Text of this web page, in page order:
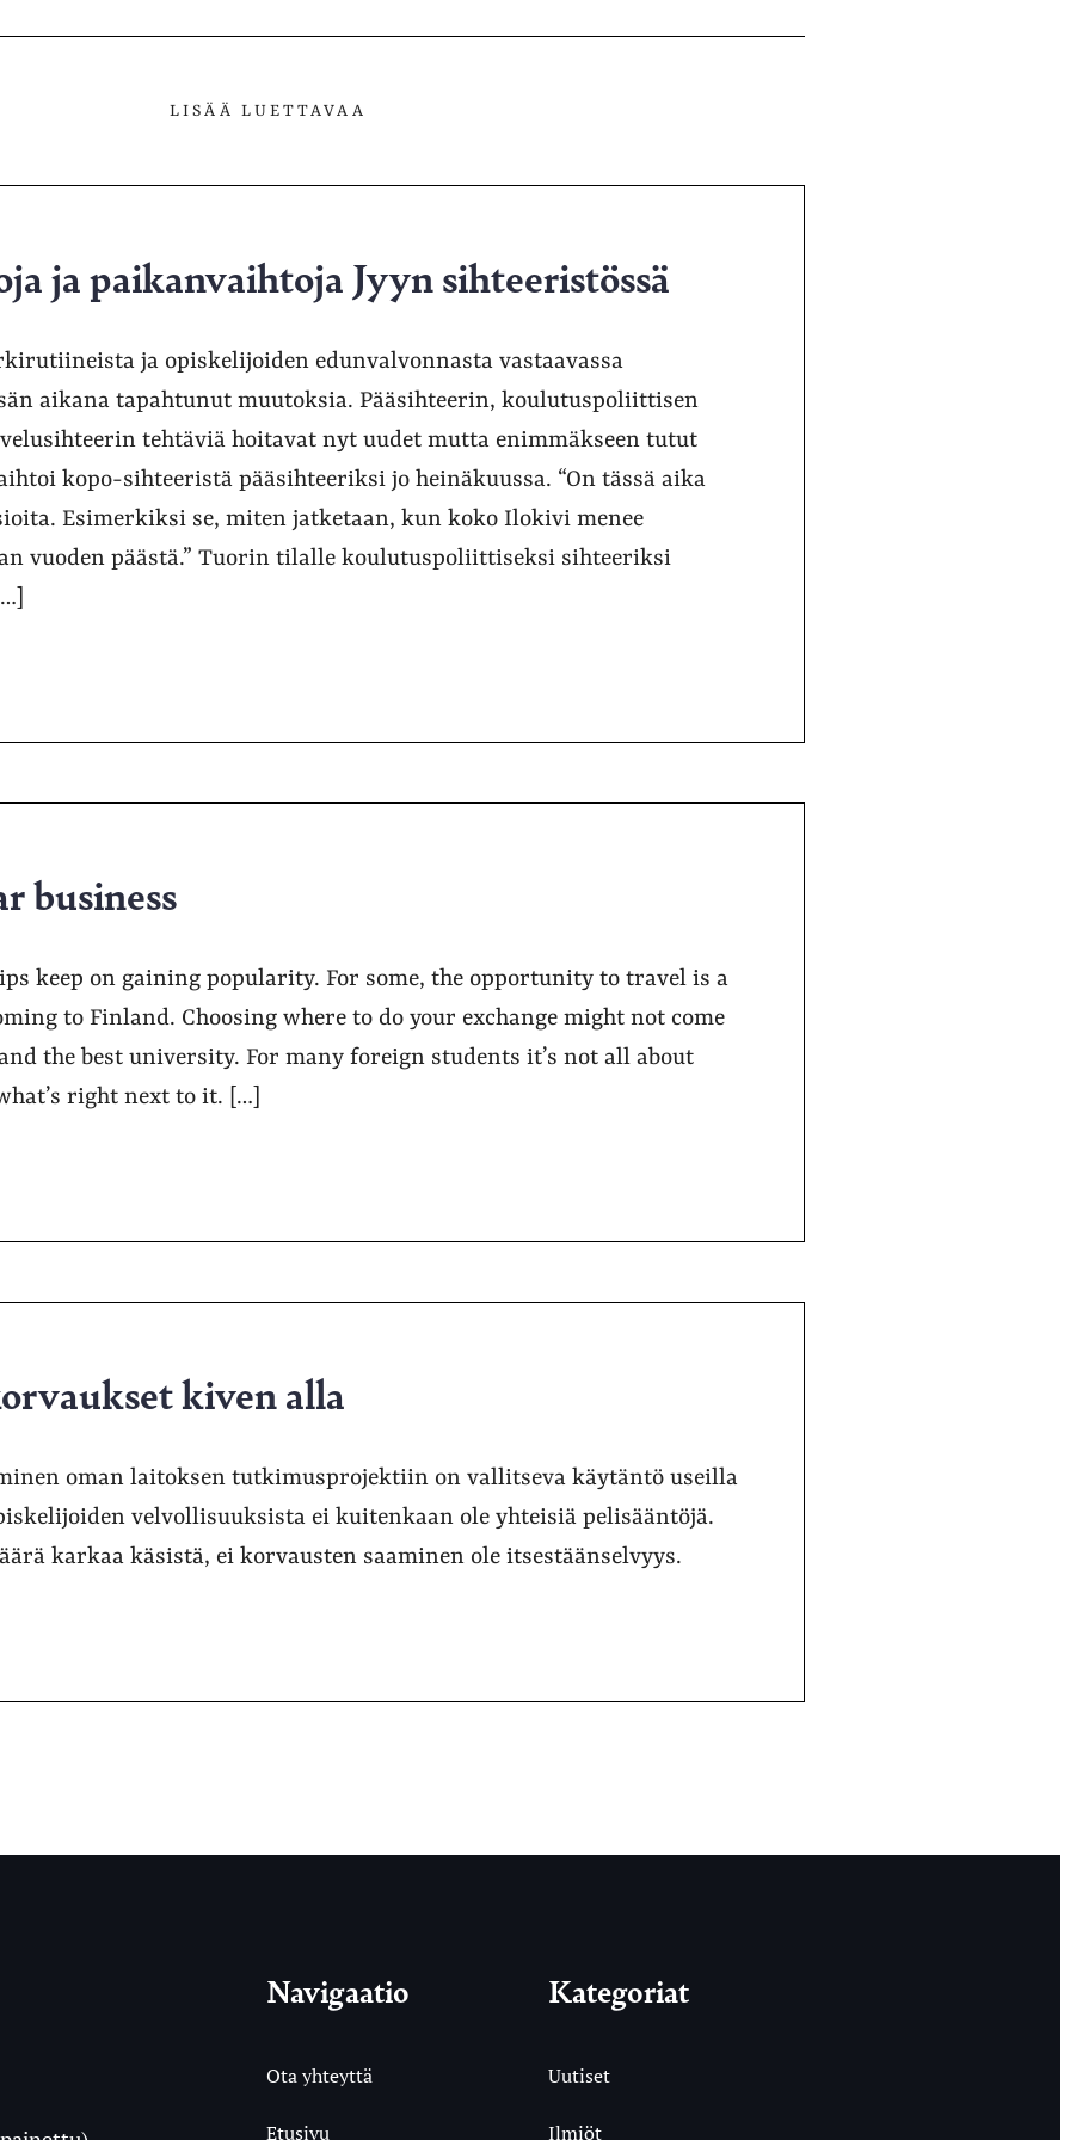
LISÄÄ LUETTAVAA
ja paikanvaihtoja Jyyn sihteeristössä
ja opiskelijoiden edunvalvonnasta vastaavassa
aikana tapahtunut muutoksia. Pääsihteerin, koulutuspoliittisen
tehtäviä hoitavat nyt uudet mutta enimmäkseen tutut
kopo-sihteeristä pääsihteeriksi jo heinäkuussa. “On tässä aika
Esimerkiksi se, miten jatketaan, kun koko Ilokivi menee
vuoden päästä.” Tuorin tilalle koulutuspoliittiseksi sihteeriksi
business
keep on gaining popularity. For some, the opportunity to travel is a
to Finland. Choosing where to do your exchange might not come
the best university. For many foreign students it’s not all about
right next to it. […]
kiven alla
oman laitoksen tutkimusprojektiin on vallitseva käytäntö useilla
velvollisuuksista ei kuitenkaan ole yhteisiä pelisääntöjä.
karkaa käsistä, ei korvausten saaminen ole itsestäänselvyys.
Navigaatio
Ota yhteyttä
Etusivu
Kategoriat
Uutiset
Ilmiöt